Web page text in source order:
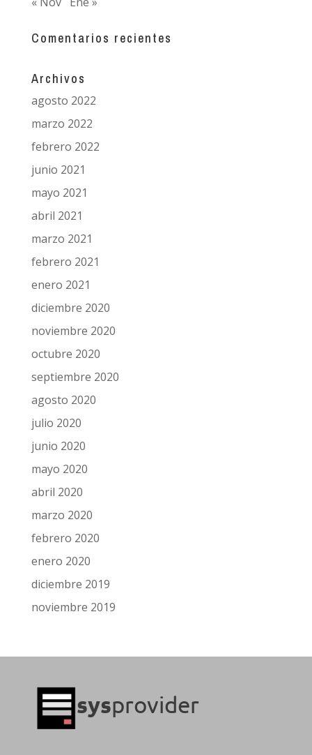
Comentarios recientes
Archivos
agosto 2022
marzo 2022
febrero 2022
junio 2021
mayo 2021
abril 2021
marzo 2021
febrero 2021
enero 2021
diciembre 2020
noviembre 2020
octubre 2020
septiembre 2020
agosto 2020
julio 2020
junio 2020
mayo 2020
abril 2020
marzo 2020
febrero 2020
enero 2020
diciembre 2019
noviembre 2019